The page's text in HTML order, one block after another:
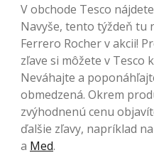
V obchode Tesco
Navyše, tento týždeň tu
Ferrero Rocher v akcii!
zľave si môžete v Tesco
Neváhajte a
obmedzená. Okrem
zvýhodnenú cenu
ďalšie zľavy, napríklad na
a Med.